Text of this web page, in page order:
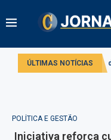
ÚLTIMAS NOTÍCIAS
alíquota do IBS pode
POLÍTICA E GESTÃO
Iniciativa reforça